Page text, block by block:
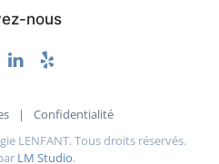
nous
|
Confidentialité
LENFANT. Tous droits réservés.
LM Studio.